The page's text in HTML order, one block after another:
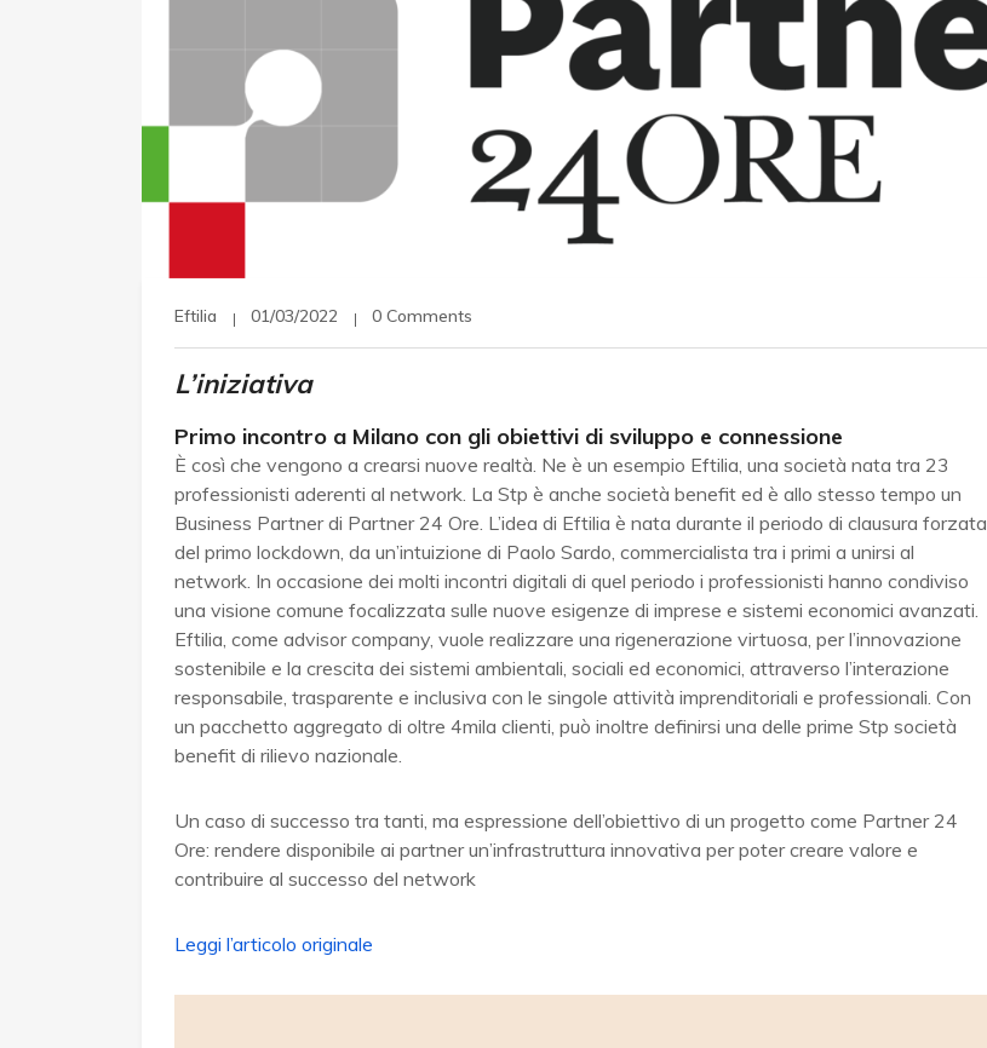
Eftilia 01/03/2022 0 Comments
L’iniziativa
Primo incontro a Milano con gli obiettivi di sviluppo e connessione
È così che vengono a crearsi nuove realtà. Ne è un esempio Eftilia, una società nata tra 23
professionisti aderenti al network. La Stp è anche società benefit ed è allo stesso tempo un
Business Partner di Partner 24 Ore. L’idea di Eftilia è nata durante il periodo di clausura forzata
del primo lockdown, da un’intuizione di Paolo Sardo, commercialista tra i primi a unirsi al
network. In occasione dei molti incontri digitali di quel periodo i professionisti hanno condiviso
una visione comune focalizzata sulle nuove esigenze di imprese e sistemi economici avanzati.
Eftilia, come advisor company, vuole realizzare una rigenerazione virtuosa, per l’innovazione
sostenibile e la crescita dei sistemi ambientali, sociali ed economici, attraverso l’interazione
responsabile, trasparente e inclusiva con le singole attività imprenditoriali e professionali. Con
un pacchetto aggregato di oltre 4mila clienti, può inoltre definirsi una delle prime Stp società
benefit di rilievo nazionale.
Un caso di successo tra tanti, ma espressione dell’obiettivo di un progetto come Partner 24
Ore: rendere disponibile ai partner un’infrastruttura innovativa per poter creare valore e
contribuire al successo del network
Leggi l’articolo originale